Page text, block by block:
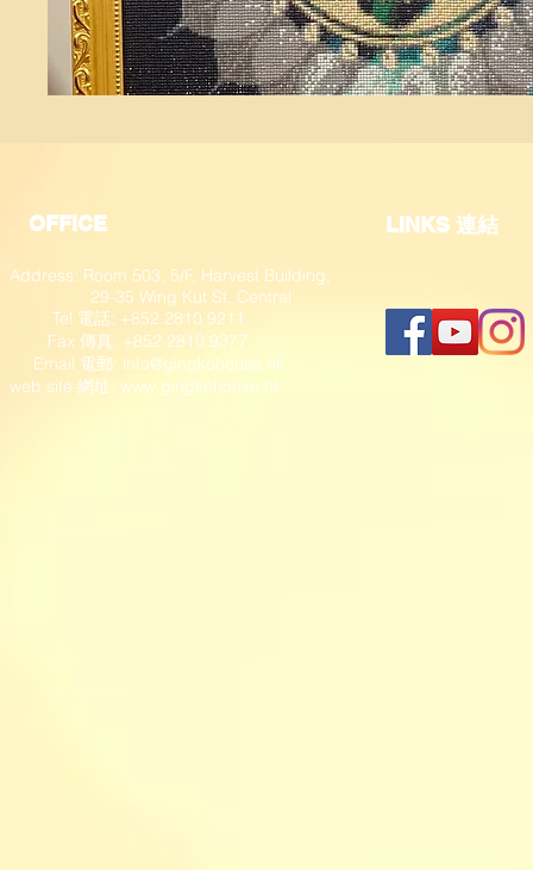
OFFICE
Address: Room 503, 5/F, Harvest Building,
29-35 Wing Kut St, Central
Tel 電話: +852 2810 9211
Fax 傳真: +852 2810 9377
​ Email 電郵: info@gingkohouse.hk
web site 網址: www.gingkohouse.hk
​LINKS 連結